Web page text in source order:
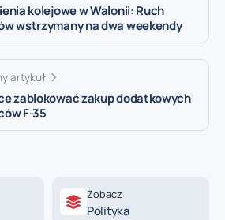
kolejowe w Walonii: Ruch
wstrzymany na dwa weekendy
artykuł
zablokować zakup dodatkowych
F-35
Zobacz
Polityka